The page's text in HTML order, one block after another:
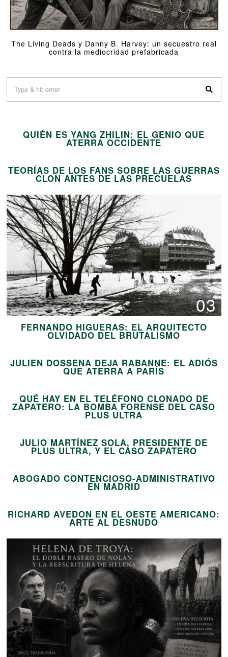
The Living Deads y Danny B. Harvey: un secuestro real
contra la mediocridad prefabricada
QUIÉN ES YANG ZHILIN: EL GENIO QUE
ATERRA OCCIDENTE
TEORÍAS DE LOS FANS SOBRE LAS GUERRAS
CLON ANTES DE LAS PRECUELAS
03
FERNANDO HIGUERAS: EL ARQUITECTO
OLVIDADO DEL BRUTALISMO
JULIEN DOSSENA DEJA RABANNE: EL ADIÓS
QUE ATERRA A PARÍS
QUÉ HAY EN EL TELÉFONO CLONADO DE
ZAPATERO: LA BOMBA FORENSE DEL CASO
PLUS ULTRA
JULIO MARTÍNEZ SOLA, PRESIDENTE DE
PLUS ULTRA, Y EL CASO ZAPATERO07
ABOGADO CONTENCIOSO-ADMINISTRATIVO
EN MADRID
RICHARD AVEDON EN EL OESTE AMERICANO:
ARTE AL DESNUDO